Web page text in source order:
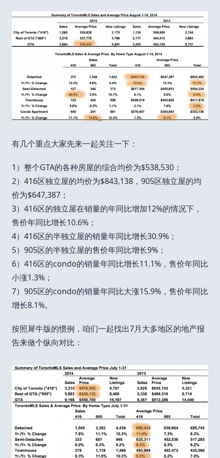
有几个重点大家先来一起关注一下：
1）整个GTA的各种房屋的综合均价为$538,530；
2）416区独立屋的均价为$843,138，905区独立屋的均
价为$647,387；
3）416区的独立屋在销量的年同比增加12%的情况下，
售价年同比增长10.6%；
4）416区的半独立屋的销量年同比增长30.9%；
5）905区的半独立屋的售价年同比增长9%；
6）416区的condo的销量年同比增长11.1%，售价年同比
小涨1.3%；
7）905区的condo的销量年同比大涨15.9%，售价年同比
增长8.1%。
按照犀牛版的惯例，咱们一起找出7月大多地区的地产报
告来做个纵向对比：